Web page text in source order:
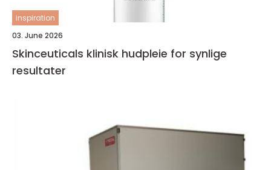
inspiration
03. June 2026
Skinceuticals klinisk hudpleie for synlige
resultater